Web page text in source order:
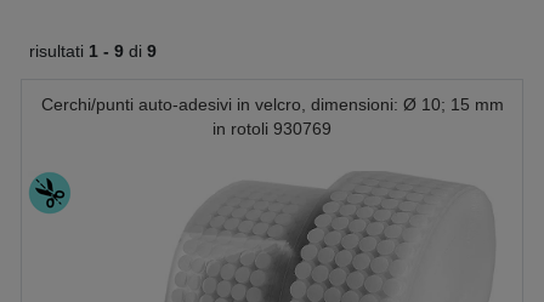
risultati 1 - 9 di 9
Cerchi/punti auto-adesivi in velcro, dimensioni: Ø 10; 15 mm
in rotoli 930769